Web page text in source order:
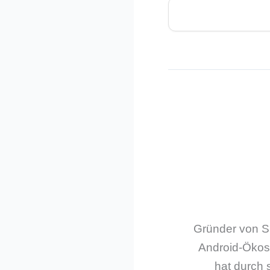
Gründer von
Android-
hat durch